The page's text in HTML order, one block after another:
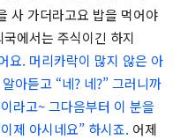
사 가더라고요 밥을 먹어야
에서는 주식이긴 하지
요. 머리카락이 많지 않은 아
아듣고 “네? 네?” 그러니까
라고~ 그다음부터 이 분을
제 아시네요” 하시죠. 어제